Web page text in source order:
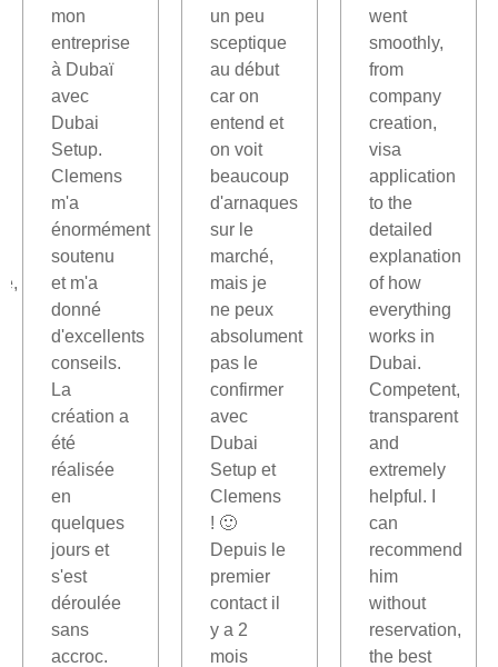
mon
entreprise
à Dubaï
avec
Dubai
Setup.
Clemens
m'a
énormément
soutenu
et m'a
donné
d'excellents
conseils.
La
création a
été
réalisée
en
quelques
jours et
s'est
déroulée
sans
accroc.
un peu
sceptique
au début
car on
entend et
on voit
beaucoup
d'arnaques
sur le
marché,
mais je
ne peux
absolument
pas le
confirmer
avec
Dubai
Setup et
Clemens
! 🙂
Depuis le
premier
contact il
y a 2
mois
went
smoothly,
from
company
creation,
visa
application
to the
detailed
explanation
of how
everything
works in
Dubai.
Competent,
transparent
and
extremely
helpful. I
can
recommend
him
without
reservation,
the best